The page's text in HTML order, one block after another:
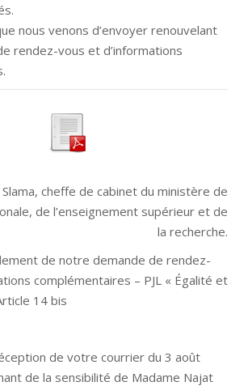
nous venons d’envoyer renouvelant
rendez-vous et d’informations
.
cheffe de cabinet du ministère de
de l’enseignement supérieur et de
la recherche.
de notre demande de rendez-
complémentaires – PJL « Égalité et
14 bis
de votre courrier du 3 août
de la sensibilité de Madame Najat